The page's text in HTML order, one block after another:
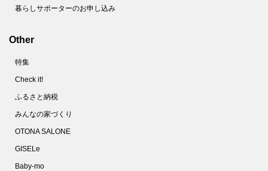
暮らしサポーターのお申し込み
Other
特集
Check it!
ふるさと納税
みんなの家づくり
OTONA SALONE
GISELe
Baby-mo